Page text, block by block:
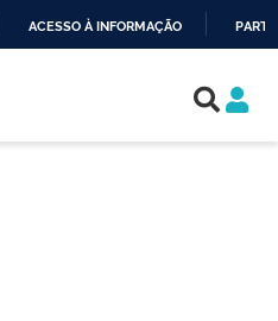
ACESSO À INFORMAÇÃO